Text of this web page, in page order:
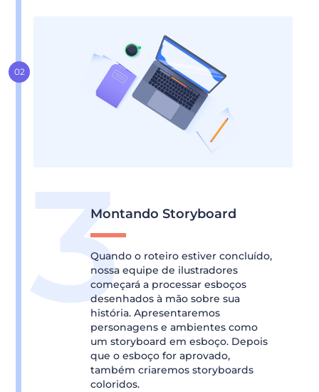
Montando Storyboard
Quando o roteiro estiver concluído,
nossa equipe de ilustradores
começará a processar esboços
desenhados à mão sobre sua
história. Apresentaremos
personagens e ambientes como
um storyboard em esboço. Depois
que o esboço for aprovado,
também criaremos storyboards
coloridos.